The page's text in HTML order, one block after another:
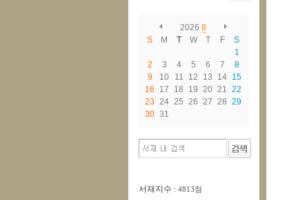
2026 8
S
M T W T F
S
1
2
3 4 5 6 7
8
9
10 11 12 13 14 15
16
17 18 19 20 21 22
23 24 25 26 27 28 29
30 31
서재지수 : 4813점